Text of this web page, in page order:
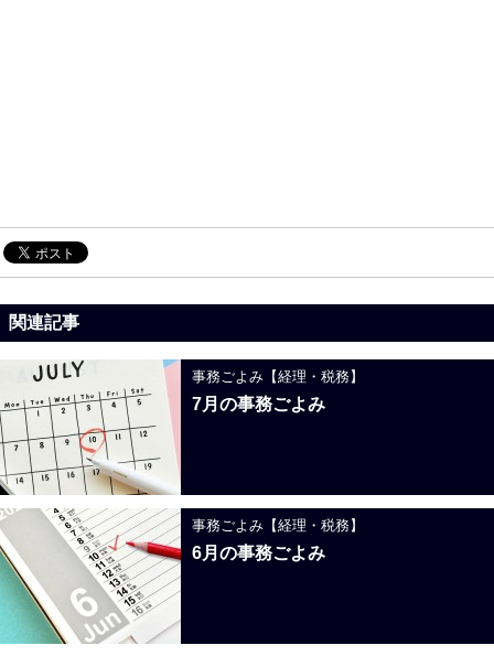
関連記事
事務ごよみ【経理・税務】
7月の事務ごよみ
事務ごよみ【経理・税務】
6月の事務ごよみ